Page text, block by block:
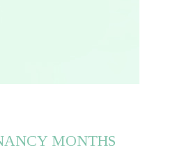
MONTHS